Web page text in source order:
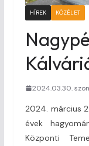
HÍREK KÖZÉLET
2024.03.30.
2024. március
évek
Központi